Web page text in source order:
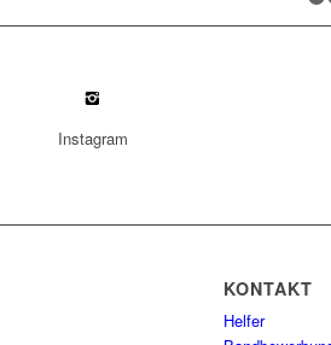
Instagram
KONTAKT
Helfer